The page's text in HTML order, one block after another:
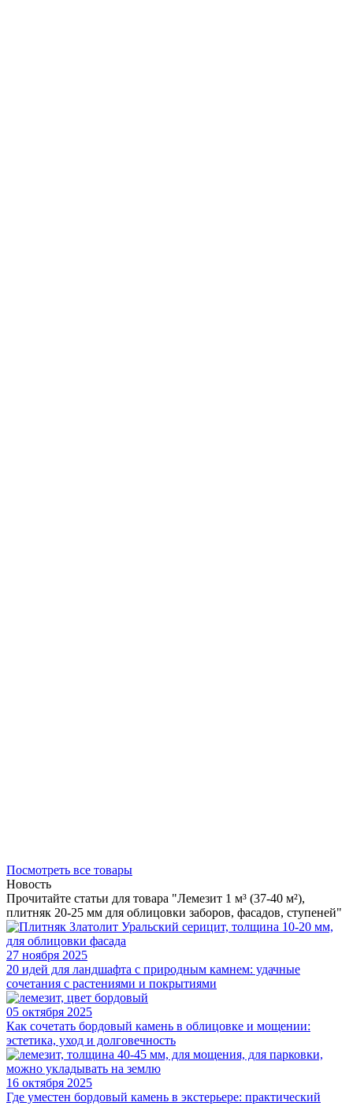
Посмотреть все товары
Новость
Прочитайте статьи для товара "Лемезит 1 м³ (37-40 м²),
плитняк 20-25 мм для облицовки заборов, фасадов, ступеней"
27 ноября 2025
20 идей для ландшафта с природным камнем: удачные
сочетания с растениями и покрытиями
05 октября 2025
Как сочетать бордовый камень в облицовке и мощении:
эстетика, уход и долговечность
16 октября 2025
Где уместен бордовый камень в экстерьере: практический